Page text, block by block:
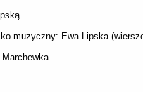
muzyczny: Ewa Lipska
Marchewka